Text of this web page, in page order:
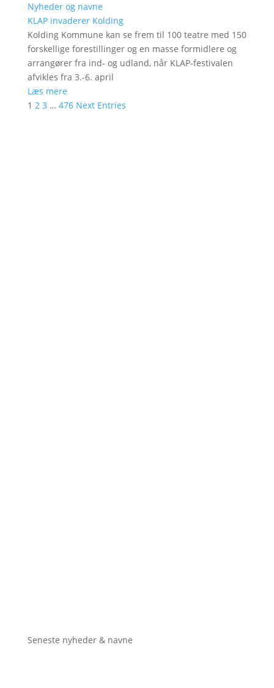
Nyheder og navne
KLAP invaderer Kolding
Kolding Kommune kan se frem til 100 teatre med 150
forskellige forestillinger og en masse formidlere og
arrangører fra ind- og udland, når KLAP-festivalen
afvikles fra 3.-6. april
Læs mere
1 2 3 … 476 Next Entries
Seneste nyheder & navne